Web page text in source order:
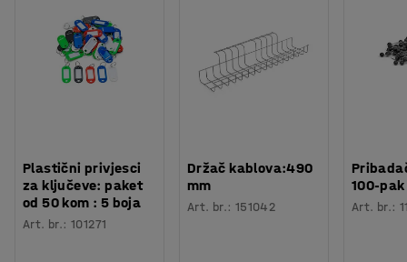
Plastični privjesci
za ključeve: paket
od 50 kom : 5 boja
Art. br.:101271
Držač kablova:490
mm
Art. br.: 151042
100-pak
Art. br.: